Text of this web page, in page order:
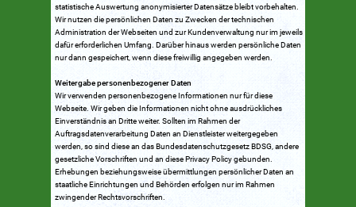
statistische Auswertung anonymisierter Datensätze bleibt vorbehalten.
Wir nutzen die persönlichen Daten zu Zwecken der technischen
Administration der Webseiten und zur Kundenverwaltung nur im jeweils
dafür erforderlichen Umfang. Darüber hinaus werden persönliche Daten
nur dann gespeichert, wenn diese freiwillig angegeben werden.
Weitergabe personenbezogener Daten
Wir verwenden personenbezogene Informationen nur für diese
Webseite. Wir geben die Informationen nicht ohne ausdrückliches
Einverständnis an Dritte weiter. Sollten im Rahmen der
Auftragsdatenverarbeitung Daten an Dienstleister weitergegeben
werden, so sind diese an das Bundesdatenschutzgesetz BDSG, andere
gesetzliche Vorschriften und an diese Privacy Policy gebunden.
Erhebungen beziehungsweise übermittlungen persönlicher Daten an
staatliche Einrichtungen und Behörden erfolgen nur im Rahmen
zwingender Rechtsvorschriften.